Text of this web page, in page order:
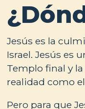
Jesús es la
Israel. Jesús es
Templo final y la
realidad como
Pero para que